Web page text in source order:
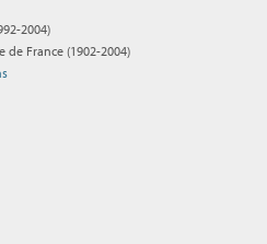
2004)
France (1902-2004)